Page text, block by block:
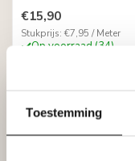
Toestemming
€15,90
Stukprijs: €7,95 / Meter
Op voorraad (34)